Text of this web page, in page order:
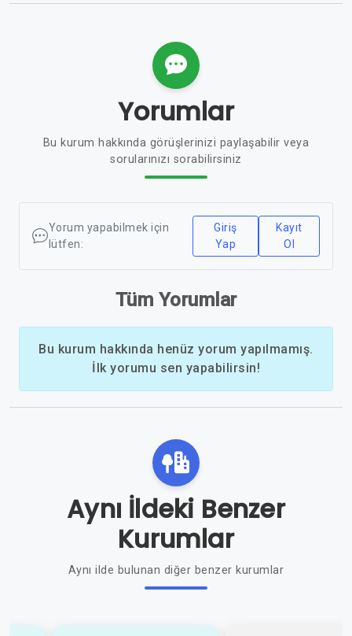
Yorumlar
Bu kurum hakkında görüşlerinizi paylaşabilir veya
sorularınızı sorabilirsiniz
Yorum yapabilmek için
lütfen:
Giriş
Yap
Kayıt
Ol
Tüm Yorumlar
Bu kurum hakkında henüz yorum yapılmamış.
İlk yorumu sen yapabilirsin!
Aynı İldeki Benzer
Kurumlar
Aynı ilde bulunan diğer benzer kurumlar